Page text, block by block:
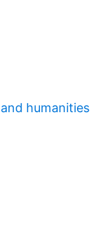
humanities